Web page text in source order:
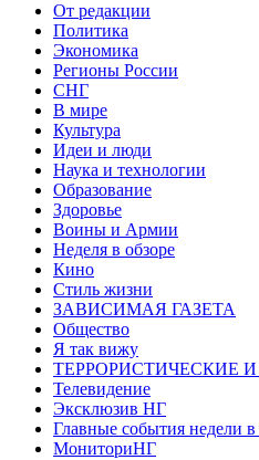
От редакции
Политика
Экономика
Регионы России
СНГ
В мире
Культура
Идеи и люди
Наука и технологии
Образование
Здоровье
Воины и Армии
Неделя в обзоре
Кино
Стиль жизни
ЗАВИСИМАЯ ГАЗЕТА
Общество
Я так вижу
ТЕРРОРИСТИЧЕСКИЕ
Телевидение
Эксклюзив НГ
Главные события недели
МониториНГ